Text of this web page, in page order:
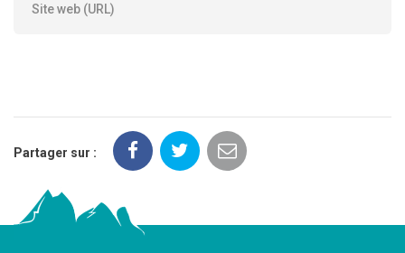
Site web (URL)
Partager sur :